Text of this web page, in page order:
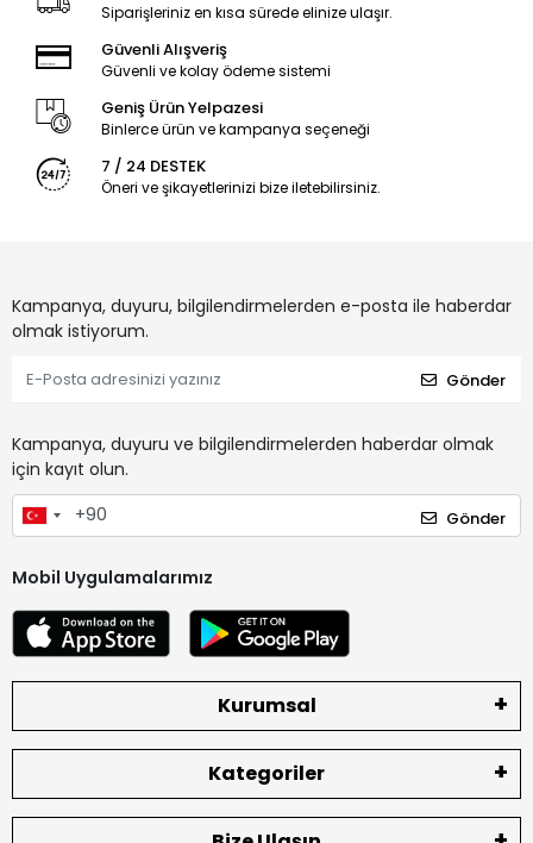
Siparişleriniz en kısa sürede elinize ulaşır.
Güvenli Alışveriş
Güvenli ve kolay ödeme sistemi
Geniş Ürün Yelpazesi
Binlerce ürün ve kampanya seçeneği
7 / 24 DESTEK
Öneri ve şikayetlerinizi bize iletebilirsiniz.
Kampanya, duyuru, bilgilendirmelerden e-posta ile haberdar
olmak istiyorum.
Gönder
Kampanya, duyuru ve bilgilendirmelerden haberdar olmak
için kayıt olun.
Gönder
Mobil Uygulamalarımız
Kurumsal
Kategoriler